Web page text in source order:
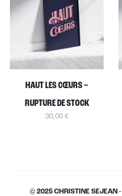
HAUT LES CŒURS –
RUPTURE DE STOCK
30,00 €
© 2025 CHRISTINE SEJEAN -